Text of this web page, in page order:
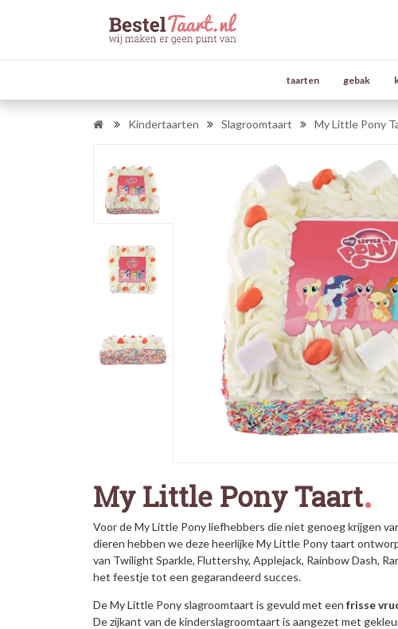
taarten gebak
Kindertaarten Slagroomtaart My Little Pony
My Little Pony Taart
Voor de My Little Pony liefhebbers die niet genoeg krijgen
dieren hebben we deze heerlijke My Little Pony taart
van Twilight Sparkle, Fluttershy, Applejack, Rainbow Dash,
het feestje tot een gegarandeerd succes.
De My Little Pony slagroomtaart is gevuld met een frisse
De zijkant van de kinderslagroomtaart is aangezet met